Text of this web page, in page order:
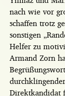
nach wie vor
schaffen trotz
sonstigen
Helfer zu
Armand Zorn
Direktkandidat